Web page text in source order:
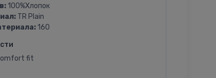
100%Хлопок
TR Plain
160
fit